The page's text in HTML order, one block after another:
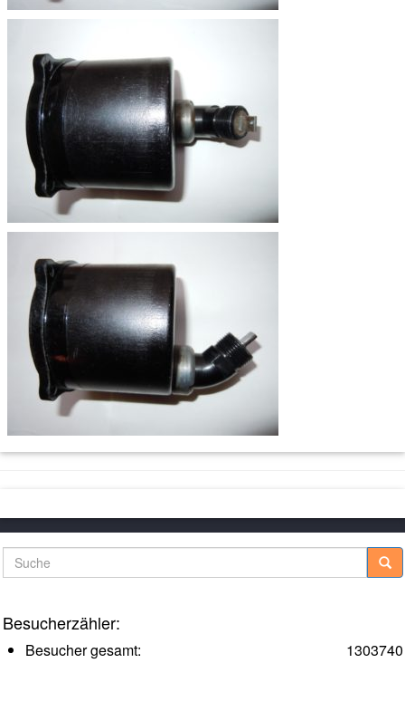
Suche
Besucherzähler:
1303740
Besucher gesamt: